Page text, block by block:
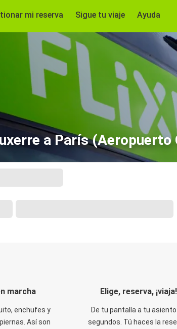
mi reserva Sigue tu viaje Ayuda
a París (Aeropuerto
marcha
enchufes y
Así son
Elige, reserva, ¡viaja!
De tu pantalla a tu asiento
segundos. Tú haces la